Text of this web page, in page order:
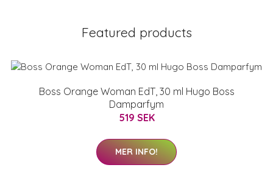
Featured products
Boss Orange Woman EdT, 30 ml Hugo Boss
Damparfym
519 SEK
MER INFO!